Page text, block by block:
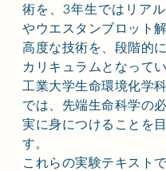
術を、3年生ではリア
やウエスタンブロット
高度な技術を、段階的
カリキュラムとなって
工業大学生命環境化学
では、先端生命科学の
実に身につけることを
す。
これらの実験テキスト